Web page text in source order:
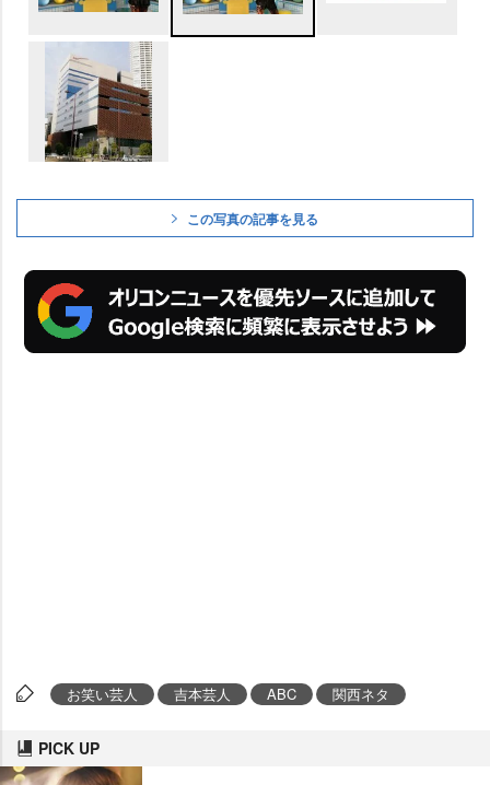
この写真の記事を見る
お笑い芸人 吉本芸人 ABC 関西ネタ
PICK UP